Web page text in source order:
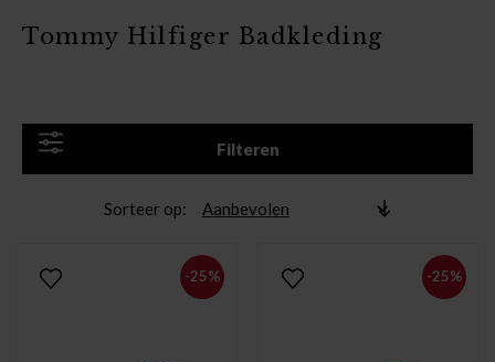
Filteren
Tommy Hilfiger Badkleding
Sorteer op
-25% -25%